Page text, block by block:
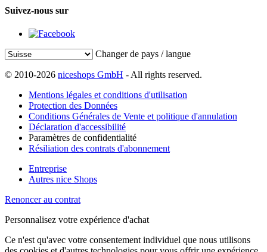
Suivez-nous sur
Changer de pays / langue
© 2010-2026 niceshops GmbH - All rights reserved.
Mentions légales et conditions d'utilisation
Protection des Données
Conditions Générales de Vente et politique d'annulation
Déclaration d'accessibilité
Paramètres de confidentialité
Résiliation des contrats d'abonnement
Entreprise
Autres nice Shops
Renoncer au contrat
Personnalisez votre expérience d'achat
Ce n'est qu'avec votre consentement individuel que nous utilisons